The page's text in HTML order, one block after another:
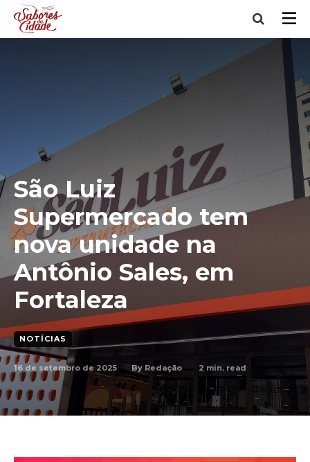
São Luiz
Supermercado tem
nova unidade na
Antônio Sales, em
Fortaleza
NOTÍCIAS
16 de setembro de 2025 By Redação 2 min. read